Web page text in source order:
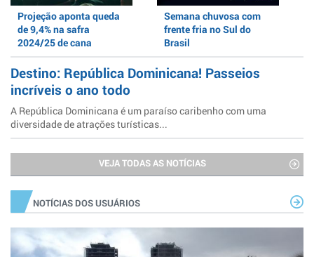
Projeção aponta queda
de 9,4% na safra
2024/25 de cana
Semana chuvosa com
frente fria no Sul do
Brasil
Destino: República Dominicana! Passeios
incríveis o ano todo
A República Dominicana é um paraíso caribenho com uma
diversidade de atrações turísticas...
VEJA TODAS AS NOTÍCIAS
NOTÍCIAS DOS USUÁRIOS